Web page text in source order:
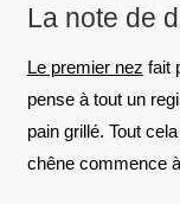
La note de
Le premier nez fait
pense à tout un
pain grillé. Tout
chêne commence